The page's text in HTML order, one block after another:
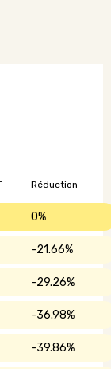
Réduction
0%
21.66%
29.26%
36.98%
39.86%